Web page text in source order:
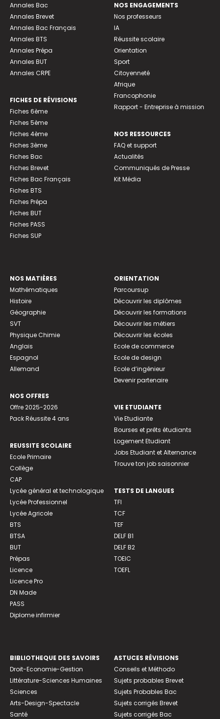
Annales Bac
Annales Brevet
Annales Bac Français
Annales BTS
Annales Prépa
Annales BUT
Annales CRPE
FICHES DE RÉVISIONS
Fiches 6ème
Fiches 5ème
Fiches 4ème
Fiches 3ème
Fiches Bac
Fiches Brevet
Fiches Bac Français
Fiches BTS
Fiches Prépa
Fiches BUT
Fiches PASS
Fiches SUP
NOS ENGAGEMENTS
Nos professeurs
IA
Réussite scolaire
Orientation
Sport
Citoyenneté
Afrique
Francophonie
Rapport - Entreprise à mission
NOS RESSOURCES
FAQ et support
Actualités
Communiqués de Presse
Kit Média
NOS MATIÈRES
Mathématiques
Histoire
Géographie
SVT
Physique Chimie
Anglais
Espagnol
Allemand
NOS OFFRES
Offre 2025-2026
Pack Réussite 4 ans
REUSSITE SCOLAIRE
Ecole Primaire
Collège
CAP
Lycée général et technologique
Lycée Professionnel
Lycée Agricole
BTS
BTSA
BUT
Prépas
Licence
Licence Pro
DN Made
PASS
Diplome infirmier
ORIENTATION
Parcoursup
Découvrir les diplômes
Découvrir les formations
Découvrir les métiers
Découvrir les écoles
Ecole de commerce
Ecole de design
Ecole d’ingénieur
Devenir partenaire
VIE ETUDIANTE
Vie Etudiante
Bourses et prêts étudiants
Logement Etudiant
Jobs Etudiant et Alternance
Trouve ton job saisonnier
TESTS DE LANGUES
TFI
TCF
TEF
DELF B1
DELF B2
TOEIC
TOEFL
BIBLIOTHEQUE DES SAVOIRS
Droit-Economie-Gestion
Littérature-Sciences Humaines
Sciences
Arts-Design-Spectacle
Santé
ASTUCES RÉVISIONS
Conseils et Méthodo
Sujets probables Brevet
Sujets Probables Bac
Sujets corrigés Brevet
Sujets corrigés Bac